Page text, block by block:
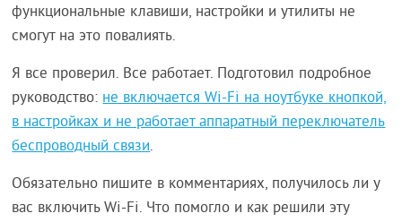
функциональные клавиши, настройки и утилиты не
смогут на это повалиять.
Я все проверил. Все работает. Подготовил подробное
руководство:не включается Wi-Fi на ноутбуке кнопкой,
в настройках и не работает аппаратный переключатель
беспроводный связи.
Обязательно пишите в комментариях, получилось ли у
вас включить Wi-Fi. Что помогло и как решили эту